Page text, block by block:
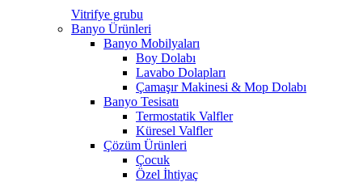
Vitrifye grubu
Banyo Ürünleri
Banyo Mobilyaları
Boy Dolabı
Lavabo Dolapları
Çamaşır Makinesi & Mop Dolabı
Banyo Tesisatı
Termostatik Valfler
Küresel Valfler
Çözüm Ürünleri
Çocuk
Özel İhtiyaç